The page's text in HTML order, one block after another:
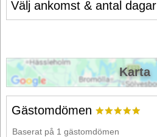
Välj ankomst & antal dagar
Gästomdömen
Baserat på 1 gästomdömen
Karta